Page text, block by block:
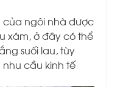
của ngôi nhà được
xám, ở đây có thể
suối lau, tùy
cầu kinh tế